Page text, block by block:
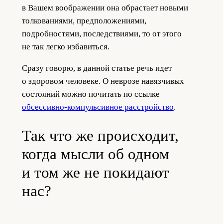
в Вашем воображении она обрастает новыми
толкованиями, предположениями,
подробностями, последствиями, то от этого
не так легко избавиться.
Сразу говорю, в данной статье речь идет
о здоровом человеке. О неврозе навязчивых
состояний можно почитать по ссылке
обсессивно-компульсивное расстройство.
Так что же происходит,
когда мысли об одном
и том же не покидают
нас?